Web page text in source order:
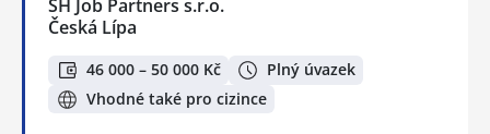
SH Job Partners s.r.o.
Česká Lípa
46 000 – 50 000 Kč
Plný úvazek
Vhodné také pro cizince